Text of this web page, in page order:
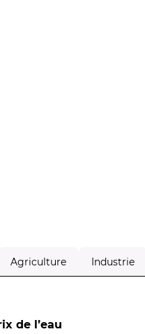
Agriculture Industrie
de l’eau